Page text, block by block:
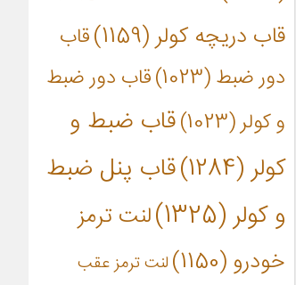
قاب دریچه کولر(1159)
قاب
دور ضبط(1023)
قاب دور ضبط
و کولر(1023)
قاب ضبط و
کولر(1284)
قاب پنل ضبط
و کولر(1325)
لنت ترمز
خودرو(1150)
لنت ترمز عقب